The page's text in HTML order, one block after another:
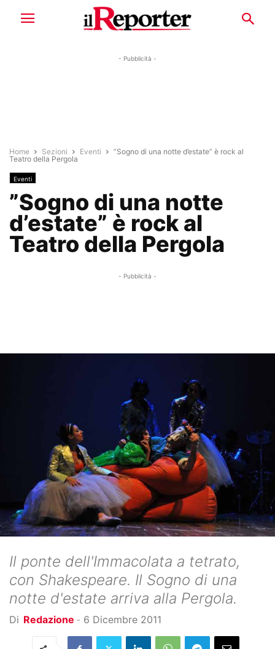
- Pubblicità -
Home Sezioni Eventi
”Sogno di una notte d’estate” è rock al
Teatro della Pergola
Eventi
”Sogno di una notte
d’estate” è rock al
Teatro della Pergola
- Pubblicità -
Il ponte dell'Immacolata a tetrato,
con Shakespeare. Il Sogno di una
notte d'estate arriva alla Pergola.
Di Redazione - 6 Dicembre 2011